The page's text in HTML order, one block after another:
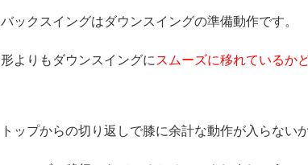
バックスイングはダウンスイングの準備動作です。
形よりもダウンスイングに スムーズに移れているか
トップからの切り返しで膝に余計な動作が入らない